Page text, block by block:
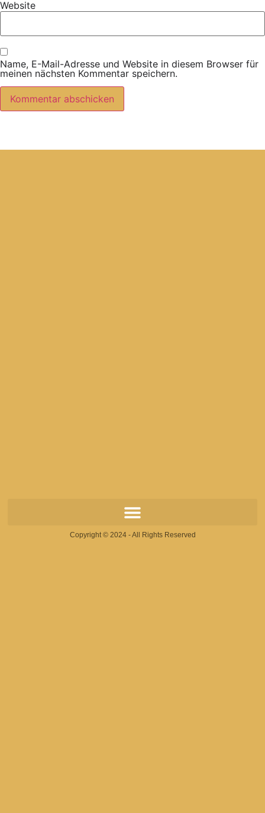
Website
Name, E-Mail-Adresse und Website in diesem Browser für
meinen nächsten Kommentar speichern.
Copyright © 2024 - All Rights Reserved